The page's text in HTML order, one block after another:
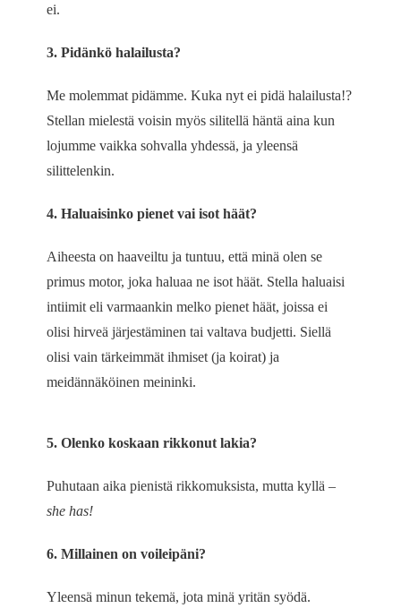
ei.
3. Pidänkö halailusta?
Me molemmat pidämme. Kuka nyt ei pidä halailusta!?
Stellan mielestä voisin myös silitellä häntä aina kun
lojumme vaikka sohvalla yhdessä, ja yleensä
silittelenkin.
4. Haluaisinko pienet vai isot häät?
Aiheesta on haaveiltu ja tuntuu, että minä olen se
primus motor, joka haluaa ne isot häät. Stella haluaisi
intiimit eli varmaankin melko pienet häät, joissa ei
olisi hirveä järjestäminen tai valtava budjetti. Siellä
olisi vain tärkeimmät ihmiset (ja koirat) ja
meidännäköinen meininki.
5. Olenko koskaan rikkonut lakia?
Puhutaan aika pienistä rikkomuksista, mutta kyllä –
she has!
6. Millainen on voileipäni?
Yleensä minun tekemä, jota minä yritän syödä.